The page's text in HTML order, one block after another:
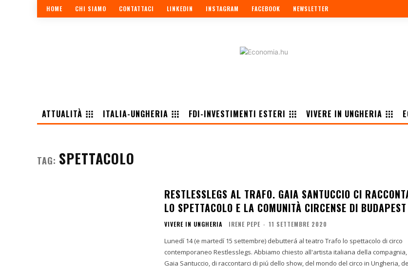
HOME CHI SIAMO CONTATTACI LINKEDIN INSTAGRAM FACEBOOK NEWSLETTER
ATTUALITÀ
ITALIA-UNGHERIA FDI-INVESTIMENTI ESTERI VIVERE IN UNGHERIA
TAG: SPETTACOLO
RESTLESSLEGS AL TRAFO. GAIA SANTUCCIO CI
LO SPETTACOLO E LA COMUNITÀ CIRCENSE DI BUDAPEST
VIVERE IN UNGHERIA IRENE PEPE - 11 SETTEMBRE 2020
Lunedí 14 (e martedí 15 settembre) debutterá al teatro Trafo lo spettacolo di circo
contemporaneo Restlesslegs. Abbiamo chiesto all'artista italiana della compagnia,
Gaia Santuccio, di raccontarci di piú dello show, del mondo del circo in Ungheria,